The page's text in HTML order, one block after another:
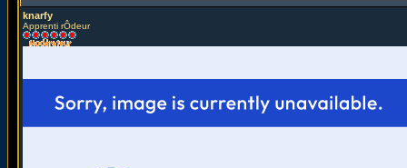
knarfy
Apprenti rÔdeur